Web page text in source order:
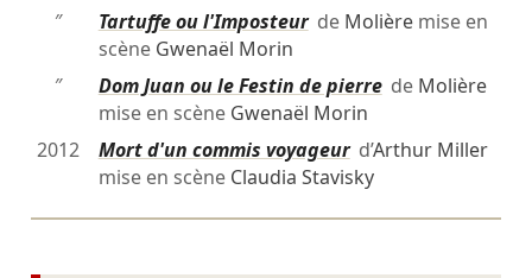
″
Tartuffe ou l'Imposteurde Molièremise en
scène Gwenaël Morin
″
Dom Juan ou le Festin de pierrede Molière
mise en scène Gwenaël Morin
2012
Mort d'un commis voyageurd’Arthur Miller
mise en scène Claudia Stavisky